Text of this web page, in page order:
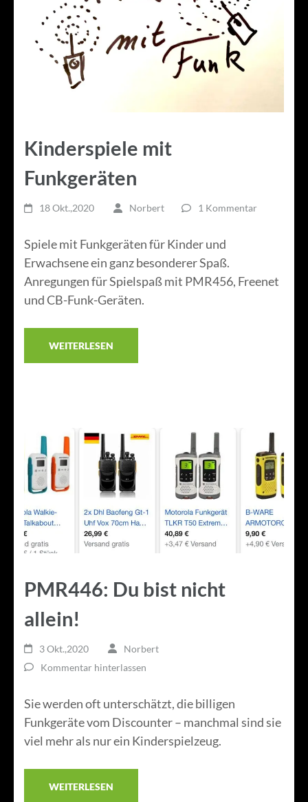
Kinderspiele mit
Funkgeräten
18 Okt.,2020 Norbert 1 Kommentar
Spiele mit Funkgeräten für Kinder und
Erwachsene ein ganz besonderer Spaß.
Anregungen für Spielspaß mit PMR456, Freenet
und CB-Funk-Geräten.
WEITERLESEN
PMR446: Du bist nicht
allein!
3 Okt.,2020
Norbert
Kommentar hinterlassen
Sie werden oft unterschätzt, die billigen
Funkgeräte vom Discounter – manchmal sind sie
viel mehr als nur ein Kinderspielzeug.
WEITERLESEN